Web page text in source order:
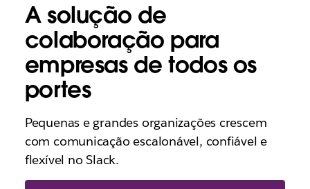
A solução de
colaboração para
empresas de todos os
portes
Pequenas e grandes organizações crescem
com comunicação escalonável, confiável e
flexível no Slack.